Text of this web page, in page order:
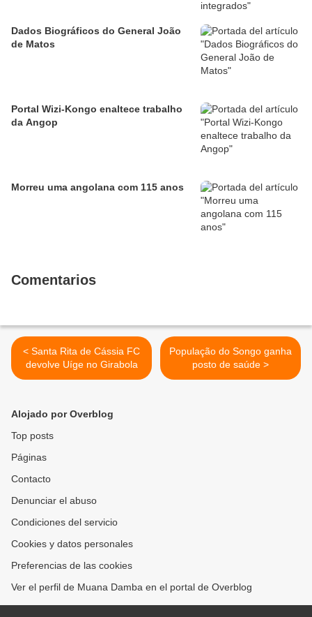
Dados Biográficos do General João
de Matos
Portal Wizi-Kongo enaltece trabalho
da Angop
Morreu uma angolana com 115 anos
Comentarios
< Santa Rita de Cássia FC
devolve Uíge no Girabola
População do Songo ganha
posto de saúde >
Alojado por Overblog
Top posts
Páginas
Contacto
Denunciar el abuso
Condiciones del servicio
Cookies y datos personales
Preferencias de las cookies
Ver el perfil de Muana Damba en el portal de Overblog